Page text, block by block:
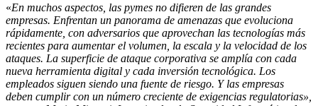
«En muchos aspectos, las pymes no difieren de las grandes
empresas. Enfrentan un panorama de amenazas que evoluciona
rápidamente, con adversarios que aprovechan las tecnologías más
recientes para aumentar el volumen, la escala y la velocidad de los
ataques. La superficie de ataque corporativa se amplía con cada
nueva herramienta digital y cada inversión tecnológica. Los
empleados siguen siendo una fuente de riesgo. Y las empresas
deben cumplir con un número creciente de exigencias regulatorias»,